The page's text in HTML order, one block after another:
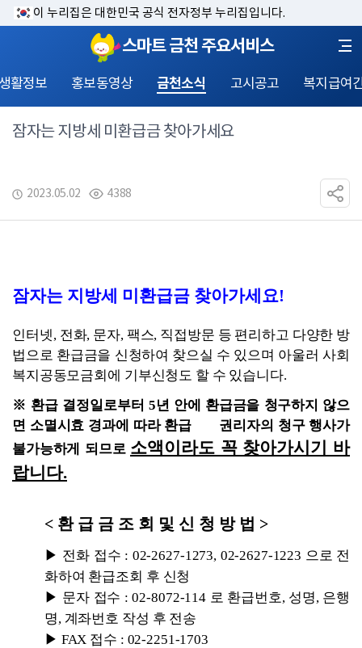
이 누리집은 대한민국 공식 전자정부 누리집입니다.
스마트 금천 주요서비스
활정보 홍보동영상 금천소식 고시공고 복지급여
잠자는 지방세 미환급금 찾아가세요
2023.05.02 4388
잠자는 지방세 미환급금 찾아가세요!
인터넷, 전화, 문자, 팩스, 직접방문 등 편리하고 다양한 방
법으로 환급금을 신청하여 찾으실 수 있으며 아울러 사회
복지공동모금회에 기부신청도 할 수 있습니다.
※ 환급 결정일로부터 5년 안에 환급금을 청구하지 않으
면 소멸시효 경과에 따라 환급       권리자의 청구 행사가
불가능하게 되므로 소액이라도 꼭 찾아가시기 바
랍니다.
< 환 급 금 조 회 및 신 청 방 법 >
▶ 전화 접수 : 02-2627-1273, 02-2627-1223 으로 전
화하여 환급조회 후 신청
▶ 문자 접수 : 02-8072-114 로 환급번호, 성명, 은행
명, 계좌번호 작성 후 전송
▶ FAX 접수 : 02-2251-1703